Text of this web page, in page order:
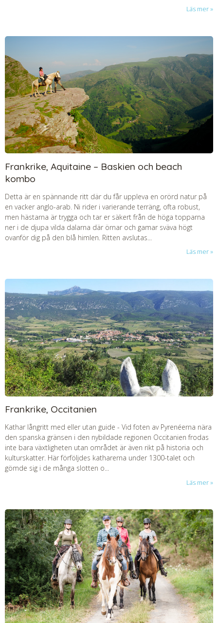
Läs mer
Frankrike, Aquitaine – Baskien och beach
kombo
Detta är en spännande ritt där du får uppleva en orörd natur på
en vacker anglo-arab. Ni rider i varierande terräng, ofta robust,
men hästarna är trygga och tar er säkert från de höga topparna
ner i de djupa vilda dalarna där örnar och gamar sväva högt
ovanför dig på den blå himlen. Ritten avslutas...
Läs mer
Frankrike, Occitanien
Kathar långritt med eller utan guide - Vid foten av Pyrenéerna nära
den spanska gränsen i den nybildade regionen Occitanien frodas
inte bara växtligheten utan området är även rikt på historia och
kulturskatter. Här förföljdes katharerna under 1300-talet och
gömde sig i de många slotten o...
Läs mer